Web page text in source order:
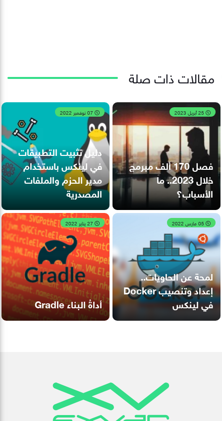
مقالات ذات صلة
فصل 170 ألف مبرمج
خلال 2023.. ما
الأسباب؟
دليل تثبيت التطبيقات
في لينكس باستخدام
مدير الحزم والملفات
المصدرية
لمحة عن الحاويات..
إعداد وتنصيب Docker
في لينكس
أداةُ البناء Gradle